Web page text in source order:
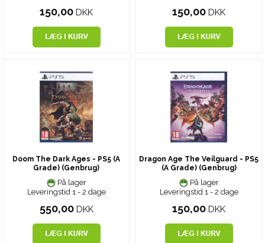
150,00 DKK 150,00 DKK
Doom The Dark Ages - PS5 (A
Grade) (Genbrug)
På lager
Leveringstid 1 - 2 dage
550,00 DKK
Dragon Age The Veilguard - PS5
(A Grade) (Genbrug)
På lager
Leveringstid 1 - 2 dage
150,00 DKK